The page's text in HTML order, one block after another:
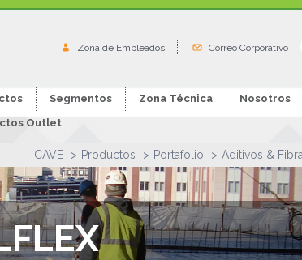
Zona de Empleados Correo Corporativo
Segmentos Zona Técnica Nosotros
Outlet
CAVE Productos Portafolio Aditivos &